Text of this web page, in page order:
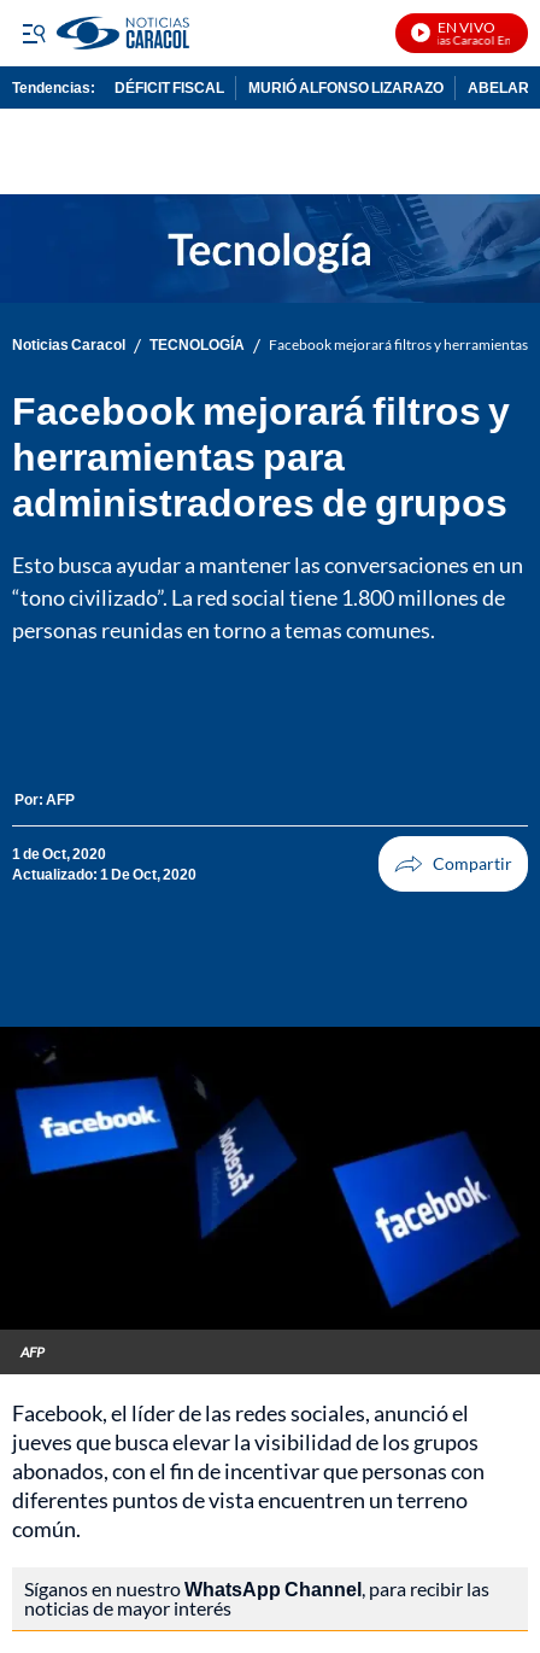
EN VIVO
Noticias Caracol En Vivo
Tendencias: DÉFICIT FISCAL MURIÓ ALFONSO LIZARAZO
Noticias Caracol / TECNOLOGÍA / Facebook mejorará filtros y herramientas
Facebook mejorará filtros y
herramientas para
administradores de grupos
Esto busca ayudar a mantener las conversaciones en un
“tono civilizado”. La red social tiene 1.800 millones de
personas reunidas en torno a temas comunes.
Por: AFP
1 de Oct, 2020
Actualizado: 1 De Oct, 2020
AFP
Facebook, el líder de las redes sociales, anunció el
jueves que busca elevar la visibilidad de los grupos
abonados, con el fin de incentivar que personas con
diferentes puntos de vista encuentren un terreno
común.
Síganos en nuestroWhatsApp Channel, para recibir las
noticias de mayor interés